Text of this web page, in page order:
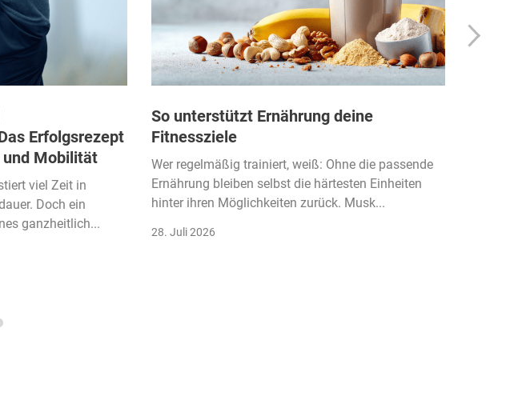
Erfolgsrezept
Mobilität
viel Zeit in
Doch ein
ganzheitlich...
So unterstützt Ernährung deine
Fitnessziele
Wer regelmäßig trainiert, weiß: Ohne die passende
Ernährung bleiben selbst die härtesten Einheiten
hinter ihren Möglichkeiten zurück. Musk...
28. Juli 2026